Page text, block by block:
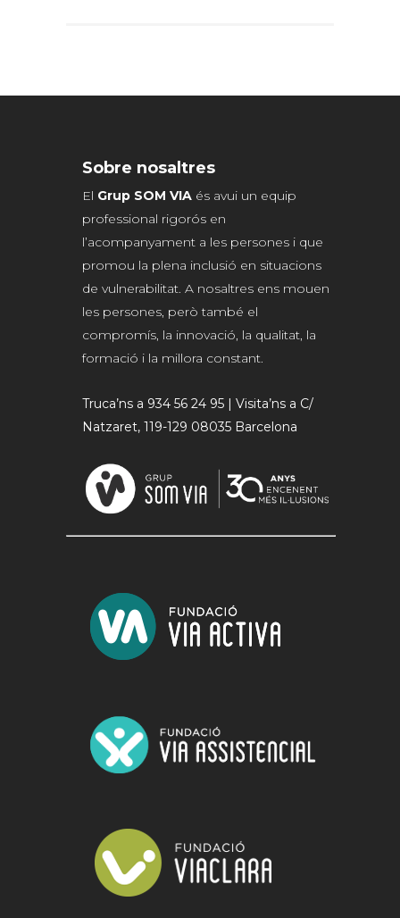
Sobre nosaltres
El Grup SOM VIA és avui un equip
professional rigorós en
l’acompanyament a les persones i que
promou la plena inclusió en situacions
de vulnerabilitat. A nosaltres ens mouen
les persones, però també el
compromís, la innovació, la qualitat, la
formació i la millora constant.
Truca’ns a 934 56 24 95 | Visita’ns a C/
Natzaret, 119-129 08035 Barcelona